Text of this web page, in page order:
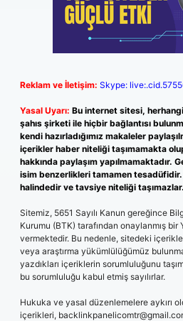
Reklam ve İletişim: Skype:
Yasal Uyarı: Bu internet sitesi,
şahıs şirketi ile hiçbir bağlantısı
kendi hazırladığımız makaleler
içerikler haber niteliği taşımamakta
hakkında paylaşım yapılmamaktadır.
isim benzerlikleri tamamen
halindedir ve tavsiye niteliği taşımazlar.
Sitemiz, 5651 Sayılı Kanun gereğince
Kurumu (BTK) tarafından onaylanmış bir
vermektedir. Bu nedenle, sitedeki
veya araştırma yükümlülüğümüz
yazdıkları içeriklerin sorumluluğunu
bu sorumluluğu kabul etmiş sayılırlar.
Hukuka ve yasal düzenlemelere aykırı
içerikleri,